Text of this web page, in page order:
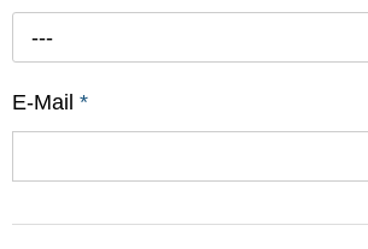
---
E-Mail *